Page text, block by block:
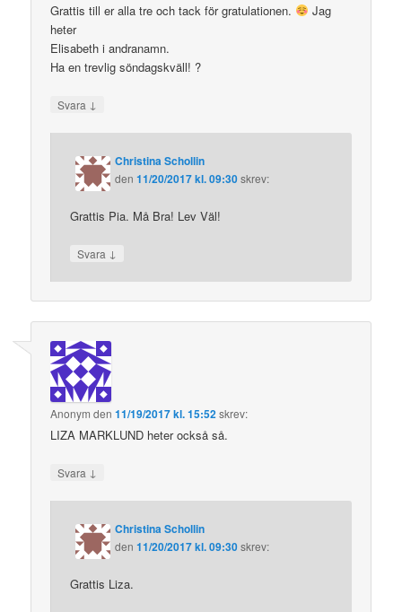
Grattis till er alla tre och tack för gratulationen.
Jag
heter
Elisabeth i andranamn.
Ha en trevlig söndagskväll! ?
Svara ↓
Christina Schollin
den11/20/2017 kl. 09:30skrev:
Grattis Pia. Må Bra! Lev Väl!
Svara ↓
Anonym den11/19/2017 kl. 15:52skrev:
LIZA MARKLUND heter också så.
Svara ↓
Christina Schollin
den11/20/2017 kl. 09:30skrev:
Grattis Liza.